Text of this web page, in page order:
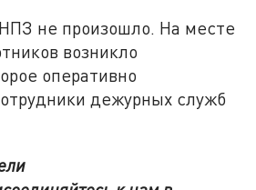
не произошло. На месте
возникло
оперативно
дежурных служб